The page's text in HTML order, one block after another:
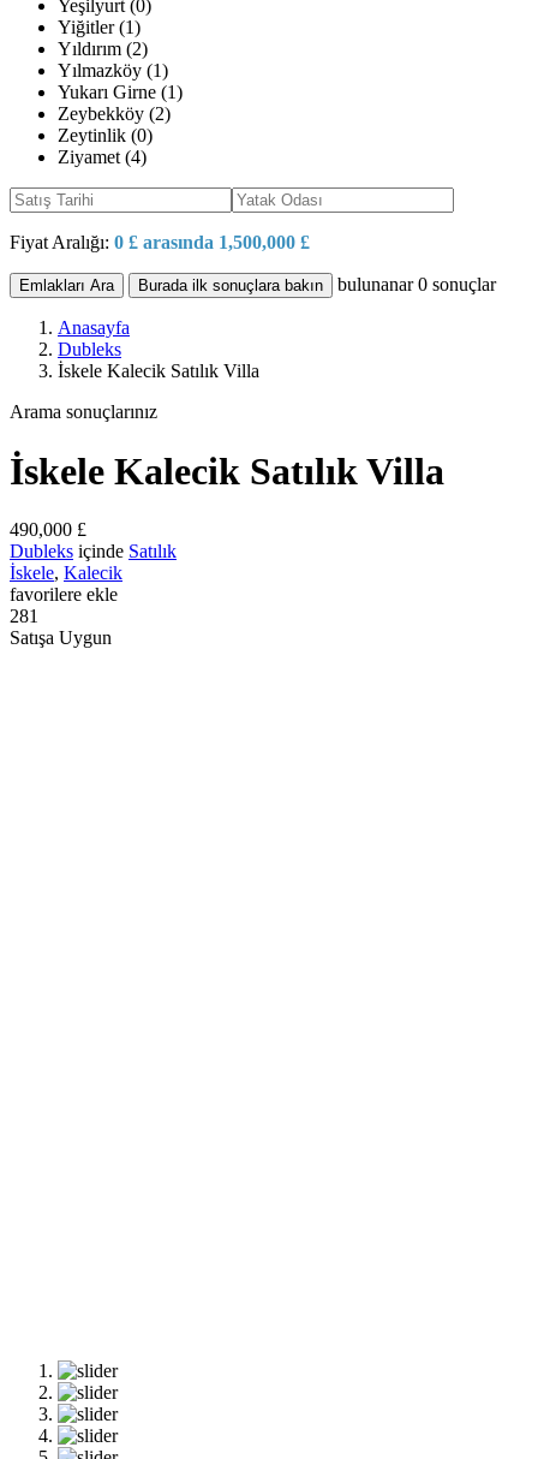
Yeşilyurt (0)
Yiğitler (1)
Yıldırım (2)
Yılmazköy (1)
Yukarı Girne (1)
Zeybekköy (2)
Zeytinlik (0)
Ziyamet (4)
Fiyat Aralığı: 0 £ arasında 1,500,000 £
Emlakları Ara Burada ilk sonuçlara bakın bulunanar0 sonuçlar
Anasayfa
Dubleks
İskele Kalecik Satılık Villa
Arama sonuçlarınız
İskele Kalecik Satılık Villa
490,000 £
Dubleks içinde Satılık
İskele, Kalecik
favorilere ekle
281
Satışa Uygun